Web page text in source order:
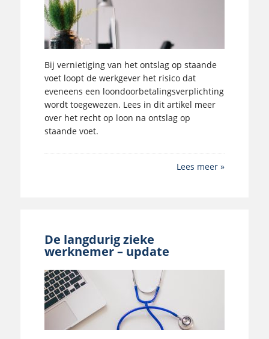
Bij vernietiging van het ontslag op staande
voet loopt de werkgever het risico dat
eveneens een loondoorbetalingsverplichting
wordt toegewezen. Lees in dit artikel meer
over het recht op loon na ontslag op
staande voet.
Lees meer »
De langdurig zieke
werknemer – update